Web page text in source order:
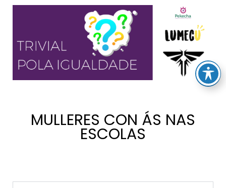
MULLERES CON ÁS NAS
ESCOLAS